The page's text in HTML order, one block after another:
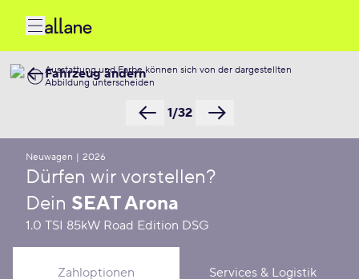
Ausstattung und Farbe können sich von der dargestellten
Abbildung unterscheiden
1/32
Fahrzeug ändern
Neuwagen | 2026
Dürfen wir vorstellen?
Dein SEAT Arona
1.0 TSI 85kW Road Edition DSG
Zahloptionen Services & Logistik